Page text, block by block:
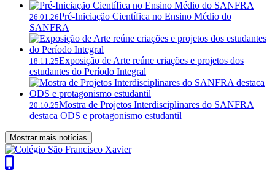
26.01.26Pré-Iniciação Científica no Ensino Médio do
SANFRA
18.11.25Exposição de Arte reúne criações e projetos dos
estudantes do Período Integral
20.10.25Mostra de Projetos Interdisciplinares do SANFRA
destaca ODS e protagonismo estudantil
Mostrar mais notícias